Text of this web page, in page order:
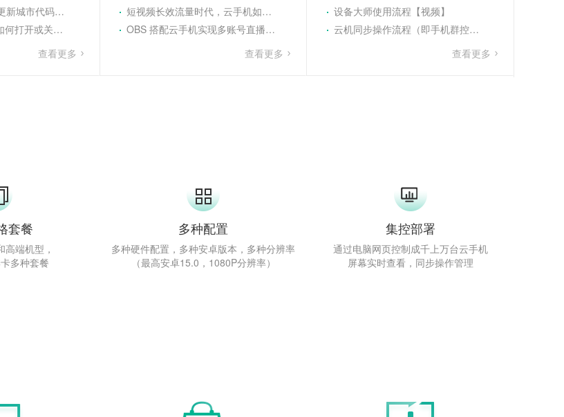
市代码的通知
或关闭root？
查看更多
短视频长效流量时代，云手机如何支撑账号持续稳定运营
OBS 搭配云手机实现多账号直播实操全教程
查看更多
设备大师使用流程【视频】
云机同步操作流程（即手机群控）【视频】
查看更多
套餐
端机型，
多种套餐
多种配置
多种硬件配置，多种安卓版本，多种分辨率
（最高安卓15.0，1080P分辨率）
集控部署
通过电脑网页控制成千上万台云手机
屏幕实时查看，同步操作管理